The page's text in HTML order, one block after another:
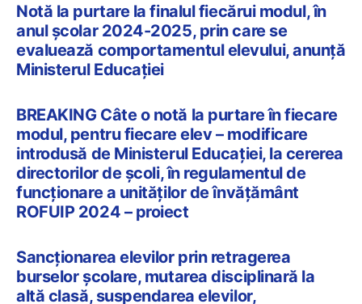
Notă la purtare la finalul fiecărui modul, în
anul școlar 2024-2025, prin care se
evaluează comportamentul elevului, anunță
Ministerul Educației
BREAKING Câte o notă la purtare în fiecare
modul, pentru fiecare elev – modificare
introdusă de Ministerul Educației, la cererea
directorilor de școli, în regulamentul de
funcționare a unităților de învățământ
ROFUIP 2024 – proiect
Sancționarea elevilor prin retragerea
burselor școlare, mutarea disciplinară la
altă clasă, suspendarea elevilor,